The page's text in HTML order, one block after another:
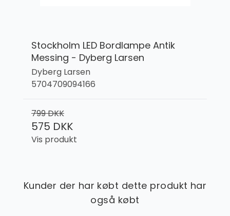
Stockholm LED Bordlampe Antik
Messing - Dyberg Larsen
Dyberg Larsen
5704709094166
799 DKK
575 DKK
Vis produkt
Kunder der har købt dette produkt har
også købt